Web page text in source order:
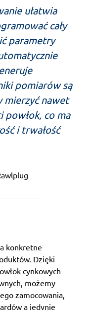
ułatwia
cały
parametry
pomiarów są
mierzyć nawet
co ma
i trwałość
konkretne
Dzięki
cynkowych
możemy
zamocowania,
a jedynie